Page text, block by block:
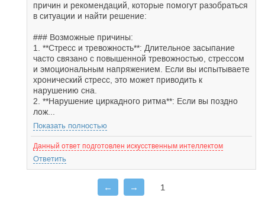
причин и рекомендаций, которые помогут разобраться
в ситуации и найти решение:
### Возможные причины:
1. **Стресс и тревожность**: Длительное засыпание
часто связано с повышенной тревожностью, стрессом
и эмоциональным напряжением. Если вы испытываете
хронический стресс, это может приводить к
нарушению сна.
2. **Нарушение циркадного ритма**: Если вы поздно
лож...
Показать полностью
Данный ответ подготовлен искусственным интеллектом
Ответить
← → 1